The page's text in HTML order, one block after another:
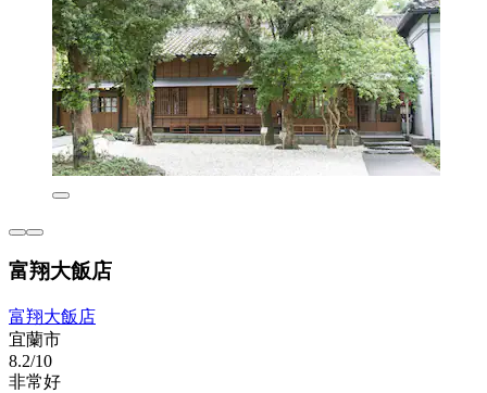
富翔大飯店
富翔大飯店
宜蘭市
8.2/10
非常好